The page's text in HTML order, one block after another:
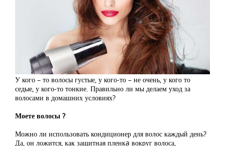
У кого – то волосы густые, у кого-то – не очень, у кого то
седые, у кого-то тонкие. Правильно ли мы делаем уход за
волосами в домашних условиях?
Моете волосы ?
Можно ли использовать кондиционер для волос каждый день?
Да, он ложится, как защитная пленкa вокруг волоса,